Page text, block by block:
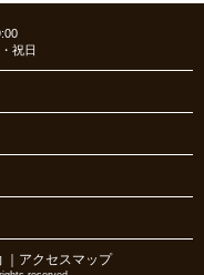
祝日
｜アクセスマップ